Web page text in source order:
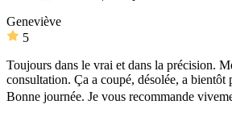
Geneviève
5
Toujours dans le vrai et dans la précision.
consultation. Ça a coupé, désolée, a bientôt
Bonne journée. Je vous recommande vivement.